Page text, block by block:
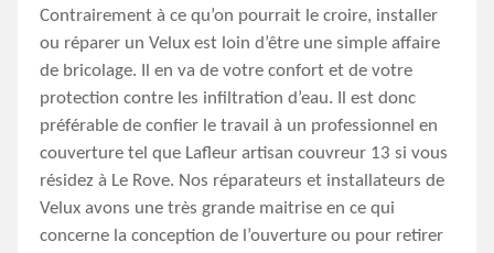
Contrairement à ce qu’on pourrait le croire, installer
ou réparer un Velux est loin d’être une simple affaire
de bricolage. Il en va de votre confort et de votre
protection contre les infiltration d’eau. Il est donc
préférable de confier le travail à un professionnel en
couverture tel que Lafleur artisan couvreur 13 si vous
résidez à Le Rove. Nos réparateurs et installateurs de
Velux avons une très grande maitrise en ce qui
concerne la conception de l’ouverture ou pour retirer